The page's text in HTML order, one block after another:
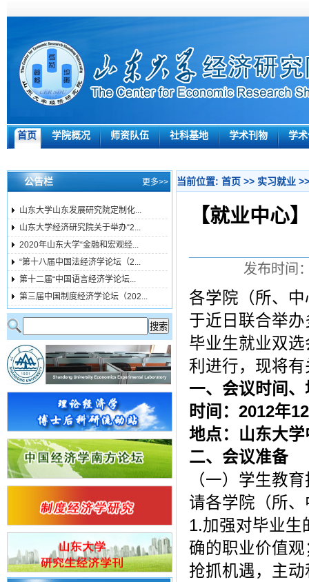
首页 学院概况 师资队伍 社科基地 学术刊物 学
公告栏 更多>>
山东大学山东发展研究院定制化...
山东大学经济研究院关于举办“2...
2020年山东大学“金融和宏观经...
“第十八届中国法经济学论坛（2...
第十二届“中国语言经济学论坛...
第三届中国制度经济学论坛（202...
当前位置: 首页 >> 实习就业
【就业中心
发布时间
各学院（所、中
于近日联合举
毕业生就业双
利进行，现将
一、会议时间、
时间：2012年
地点：山东大
二、会议准备
（一）学生教
请各学院（所
1.加强对毕业生
确的职业价值
抢抓机遇，主